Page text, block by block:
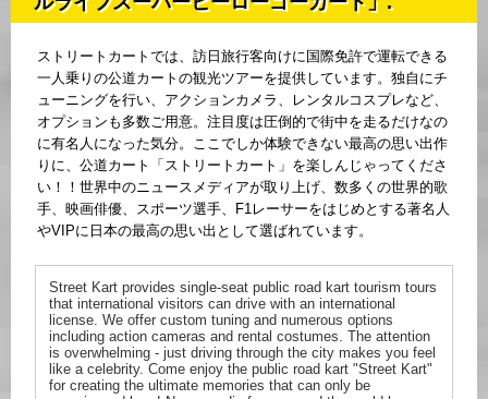
ストリートカートでは、訪日旅行客向けに国際免許で運転できる
一人乗りの公道カートの観光ツアーを提供しています。独自にチ
ューニングを行い、アクションカメラ、レンタルコスプレなど、
オプションも多数ご用意。注目度は圧倒的で街中を走るだけなの
に有名人になった気分。ここでしか体験できない最高の思い出作
りに、公道カート「ストリートカート」を楽しんじゃってくださ
い！！世界中のニュースメディアが取り上げ、数多くの世界的歌
手、映画俳優、スポーツ選手、F1レーサーをはじめとする著名人
やVIPに日本の最高の思い出として選ばれています。
Street Kart provides single-seat public road kart tourism tours
that international visitors can drive with an international
license. We offer custom tuning and numerous options
including action cameras and rental costumes. The attention
is overwhelming - just driving through the city makes you feel
like a celebrity. Come enjoy the public road kart "Street Kart"
for creating the ultimate memories that can only be